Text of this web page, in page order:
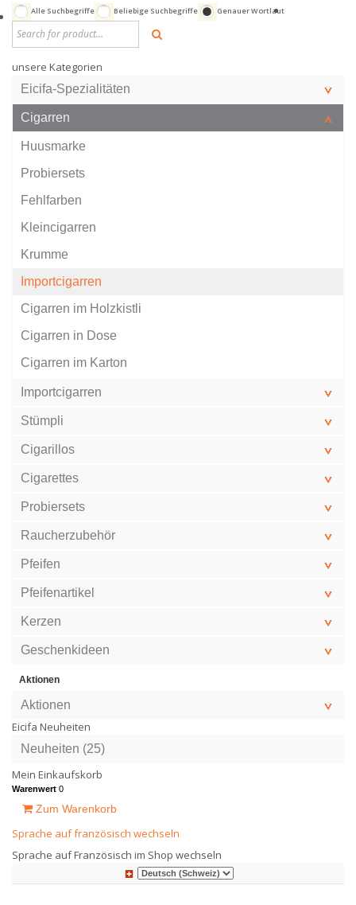
Alle Suchbegriffe Beliebige Suchbegriffe Genauer Wortlaut
unsere Kategorien
Eicifa-Spezialitäten
Cigarren
Huusmarke
Probiersets
Fehlfarben
Kleincigarren
Krumme
Importcigarren
Cigarren im Holzkistli
Cigarren in Dose
Cigarren im Karton
Importcigarren
Stümpli
Cigarillos
Cigarettes
Probiersets
Raucherzubehör
Pfeifen
Pfeifenartikel
Kerzen
Geschenkideen
Aktionen
Aktionen
Eicifa Neuheiten
Neuheiten (25)
Mein Einkaufskorb
Warenwert 0
Zum Warenkorb
Sprache auf französisch wechseln
Sprache auf Französisch im Shop wechseln